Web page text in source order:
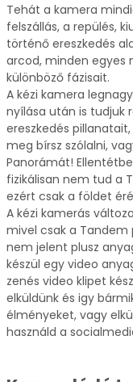
Tehát a kamera
felszállás, a repülés,
történő ereszkedés
arcod, minden egyes
különböző fázisait.
A kézi kamera
nyílása után is tudjuk
ereszkedés
meg bírsz szólalni,
Panorámát!
fizikálisan nem tud a
ezért csak a földet
A kézi kamerás
mivel csak a Tandem
nem jelent plusz
készül egy video
zenés video klipet
elküldünk és igy
élményeket, vagy
használd a